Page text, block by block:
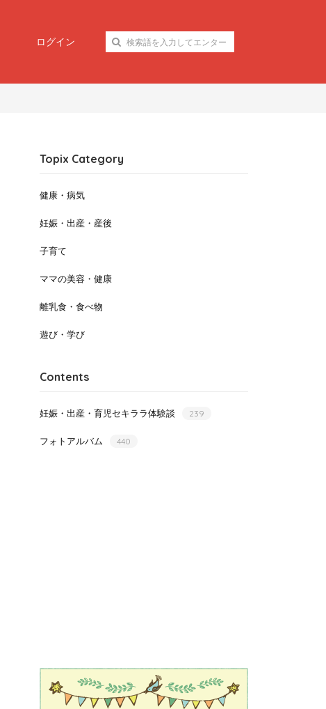
ログイン
Topix Category
健康・病気
妊娠・出産・産後
子育て
ママの美容・健康
離乳食・食べ物
遊び・学び
Contents
妊娠・出産・育児セキララ体験談 239
フォトアルバム 440